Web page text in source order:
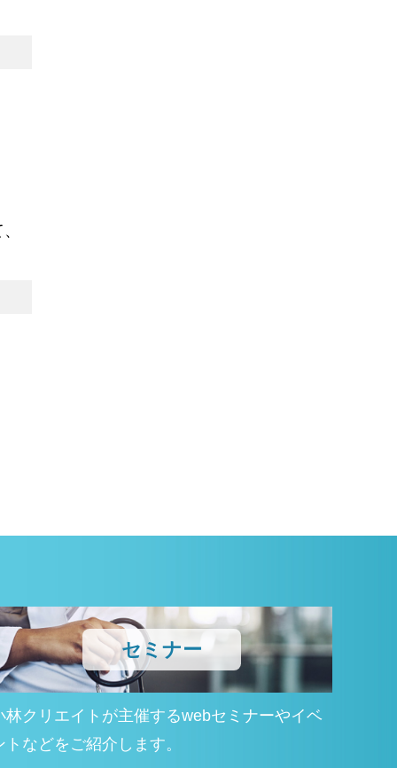
セミナー
林クリエイトが主催するwebセミナーやイベ
トなどをご紹介します。